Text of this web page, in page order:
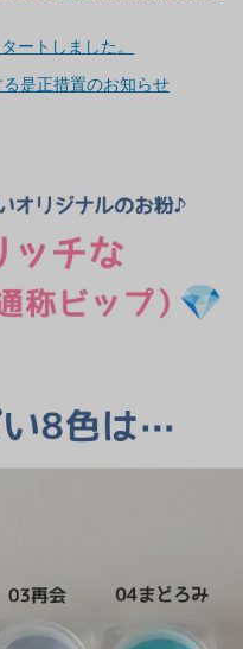
ートしました。
る是正措置のお知らせ